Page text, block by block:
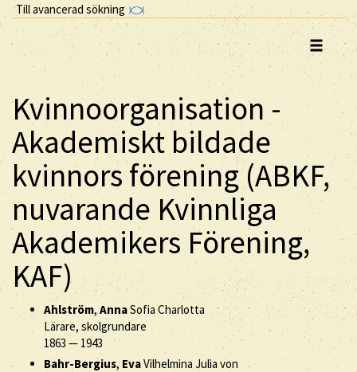
Till avancerad sökning
Kvinnoorganisation -
Akademiskt bildade
kvinnors förening (ABKF,
nuvarande Kvinnliga
Akademikers Förening,
KAF)
Ahlström,AnnaSofia Charlotta
Lärare, skolgrundare
1863 — 1943
Bahr-Bergius,EvaVilhelmina Julia von